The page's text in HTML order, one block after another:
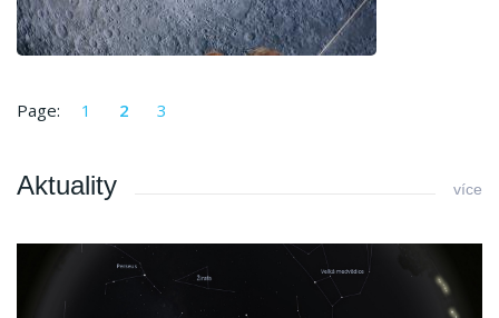
Page: 1 2 3
Aktuality více